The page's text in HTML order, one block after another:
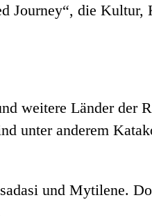
Journey“, die
weitere Länder der
unter anderem
und Mytilene.